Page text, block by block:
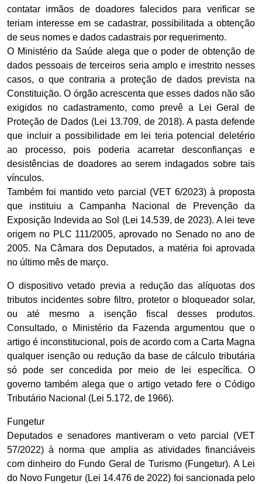
contatar irmãos de doadores falecidos para verificar se
teriam interesse em se cadastrar, possibilitada a obtenção
de seus nomes e dados cadastrais por requerimento.
O Ministério da Saúde alega que o poder de obtenção de
dados pessoais de terceiros seria amplo e irrestrito nesses
casos, o que contraria a proteção de dados prevista na
Constituição. O órgão acrescenta que esses dados não são
exigidos no cadastramento, como prevê a Lei Geral de
Proteção de Dados (Lei 13.709, de 2018). A pasta defende
que incluir a possibilidade em lei teria potencial deletério
ao processo, pois poderia acarretar desconfianças e
desistências de doadores ao serem indagados sobre tais
vínculos.
Também foi mantido veto parcial (VET 6/2023) à proposta
que instituiu a Campanha Nacional de Prevenção da
Exposição Indevida ao Sol (Lei 14.539, de 2023). A lei teve
origem no PLC 111/2005, aprovado no Senado no ano de
2005. Na Câmara dos Deputados, a matéria foi aprovada
no último mês de março.
O dispositivo vetado previa a redução das alíquotas dos
tributos incidentes sobre filtro, protetor o bloqueador solar,
ou até mesmo a isenção fiscal desses produtos.
Consultado, o Ministério da Fazenda argumentou que o
artigo é inconstitucional, pois de acordo com a Carta Magna
qualquer isenção ou redução da base de cálculo tributária
só pode ser concedida por meio de lei específica. O
governo também alega que o artigo vetado fere o Código
Tributário Nacional (Lei 5.172, de 1966).
Fungetur
Deputados e senadores mantiveram o veto parcial (VET
57/2022) à norma que amplia as atividades financiáveis
com dinheiro do Fundo Geral de Turismo (Fungetur). A Lei
do Novo Fungetur (Lei 14.476 de 2022) foi sancionada pelo